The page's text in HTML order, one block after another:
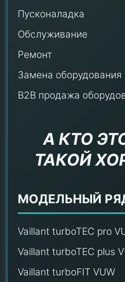
Пусконаладка
Обслуживание
Ремонт
Замена оборудования
B2B продажа
А КТО
ТАКОЙ
МОДЕЛЬНЫЙ
Vaillant turboTEC pro
Vaillant turboTEC plus
Vaillant turboFIT VUW